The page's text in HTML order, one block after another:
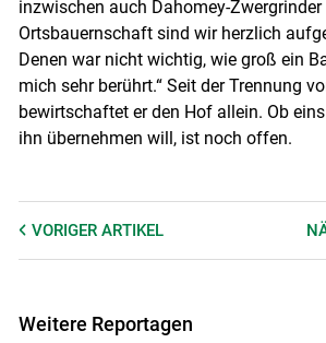
inzwischen auch Dahomey-Zwergrinder
Ortsbauernschaft sind wir herzlich
Denen war nicht wichtig, wie groß ein
mich sehr berührt.“ Seit der Trennung
bewirtschaftet er den Hof allein. Ob
ihn übernehmen will, ist noch offen.
VORIGER ARTIKEL
Weitere Reportagen